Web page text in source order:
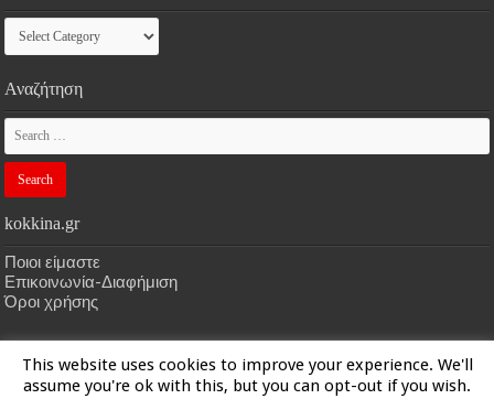
Κατηγορίες
Αναζήτηση
kokkina.gr
Ποιοι είμαστε
Επικοινωνία-Διαφήμιση
Όροι χρήσης
HOMEkokkina.gr | Designed bykokkina.gr
This website uses cookies to improve your experience. We'll
assume you're ok with this, but you can opt-out if you wish.